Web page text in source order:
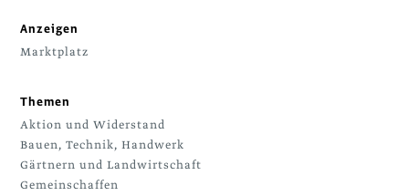
Anzeigen
Marktplatz
Themen
Aktion und Widerstand
Bauen, Technik, Handwerk
Gärtnern und Landwirtschaft
Gemeinschaffen